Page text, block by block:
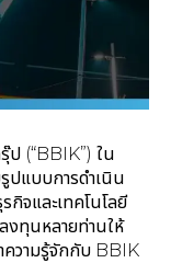
(“BBIK”) ใน
ปแบบการดำเนิน
กิจและเทคโนโลยี
งทุนหลายท่านให้
ความรู้จักกับ BBIK